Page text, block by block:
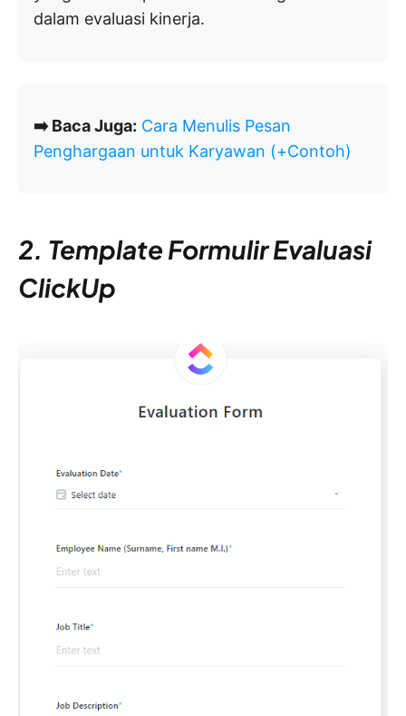
dalam evaluasi kinerja.
➡️ Baca Juga: Cara Menulis Pesan
Penghargaan untuk Karyawan (+Contoh)
2. Template Formulir Evaluasi
ClickUp